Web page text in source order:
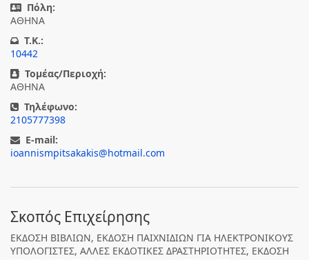
Πόλη:
ΑΘΗΝΑ
T.K.:
10442
Τομέας/Περιοχή:
ΑΘΗΝΑ
Τηλέφωνο:
2105777398
E-mail:
ioannismpitsakakis@hotmail.com
Σκοπός Επιχείρησης
ΕΚΔΟΣΗ ΒΙΒΛΙΩΝ, ΕΚΔΟΣΗ ΠΑΙΧΝΙΔΙΩΝ ΓΙΑ ΗΛΕΚΤΡΟΝΙΚΟΥΣ
ΥΠΟΛΟΓΙΣΤΕΣ, ΑΛΛΕΣ ΕΚΔΟΤΙΚΕΣ ΔΡΑΣΤΗΡΙΟΤΗΤΕΣ, ΕΚΔΟΣΗ